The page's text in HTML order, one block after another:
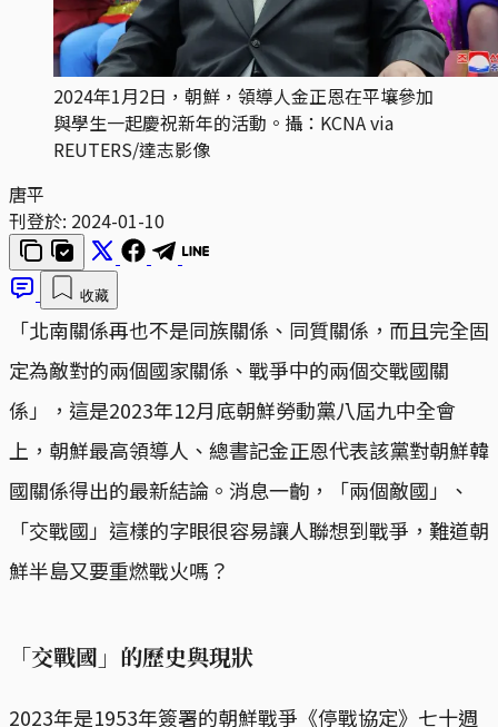
2024年1月2日，朝鮮，領導人金正恩在平壤參加
與學生一起慶祝新年的活動。攝：KCNA via
REUTERS/達志影像
唐平
刊登於: 2024-01-10
收藏
「北南關係再也不是同族關係、同質關係，而且完全固
定為敵對的兩個國家關係、戰爭中的兩個交戰國關
係」，這是2023年12月底朝鮮勞動黨八屆九中全會
上，朝鮮最高領導人、總書記金正恩代表該黨對朝鮮韓
國關係得出的最新結論。消息一齣，「兩個敵國」、
「交戰國」這樣的字眼很容易讓人聯想到戰爭，難道朝
鮮半島又要重燃戰火嗎？
「交戰國」的歷史與現狀
2023年是1953年簽署的朝鮮戰爭《停戰協定》七十週